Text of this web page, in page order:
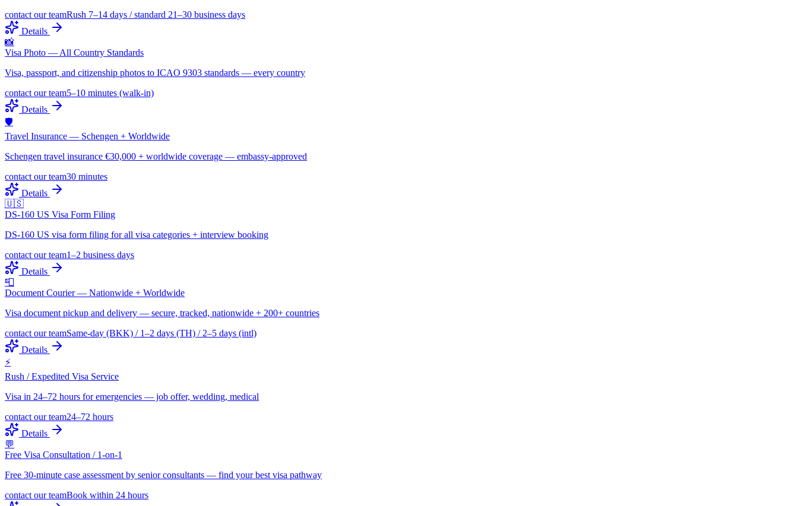
contact our teamRush 7–14 days / standard 21–30 business days
Details
📸
Visa Photo — All Country Standards
Visa, passport, and citizenship photos to ICAO 9303 standards — every country
contact our team5–10 minutes (walk-in)
Details
🛡️
Travel Insurance — Schengen + Worldwide
Schengen travel insurance €30,000 + worldwide coverage — embassy-approved
contact our team30 minutes
Details
🇺🇸
DS-160 US Visa Form Filing
DS-160 US visa form filing for all visa categories + interview booking
contact our team1–2 business days
Details
📮
Document Courier — Nationwide + Worldwide
Visa document pickup and delivery — secure, tracked, nationwide + 200+ countries
contact our teamSame-day (BKK) / 1–2 days (TH) / 2–5 days (intl)
Details
⚡
Rush / Expedited Visa Service
Visa in 24–72 hours for emergencies — job offer, wedding, medical
contact our team24–72 hours
Details
💬
Free Visa Consultation / 1-on-1
Free 30-minute case assessment by senior consultants — find your best visa pathway
contact our teamBook within 24 hours